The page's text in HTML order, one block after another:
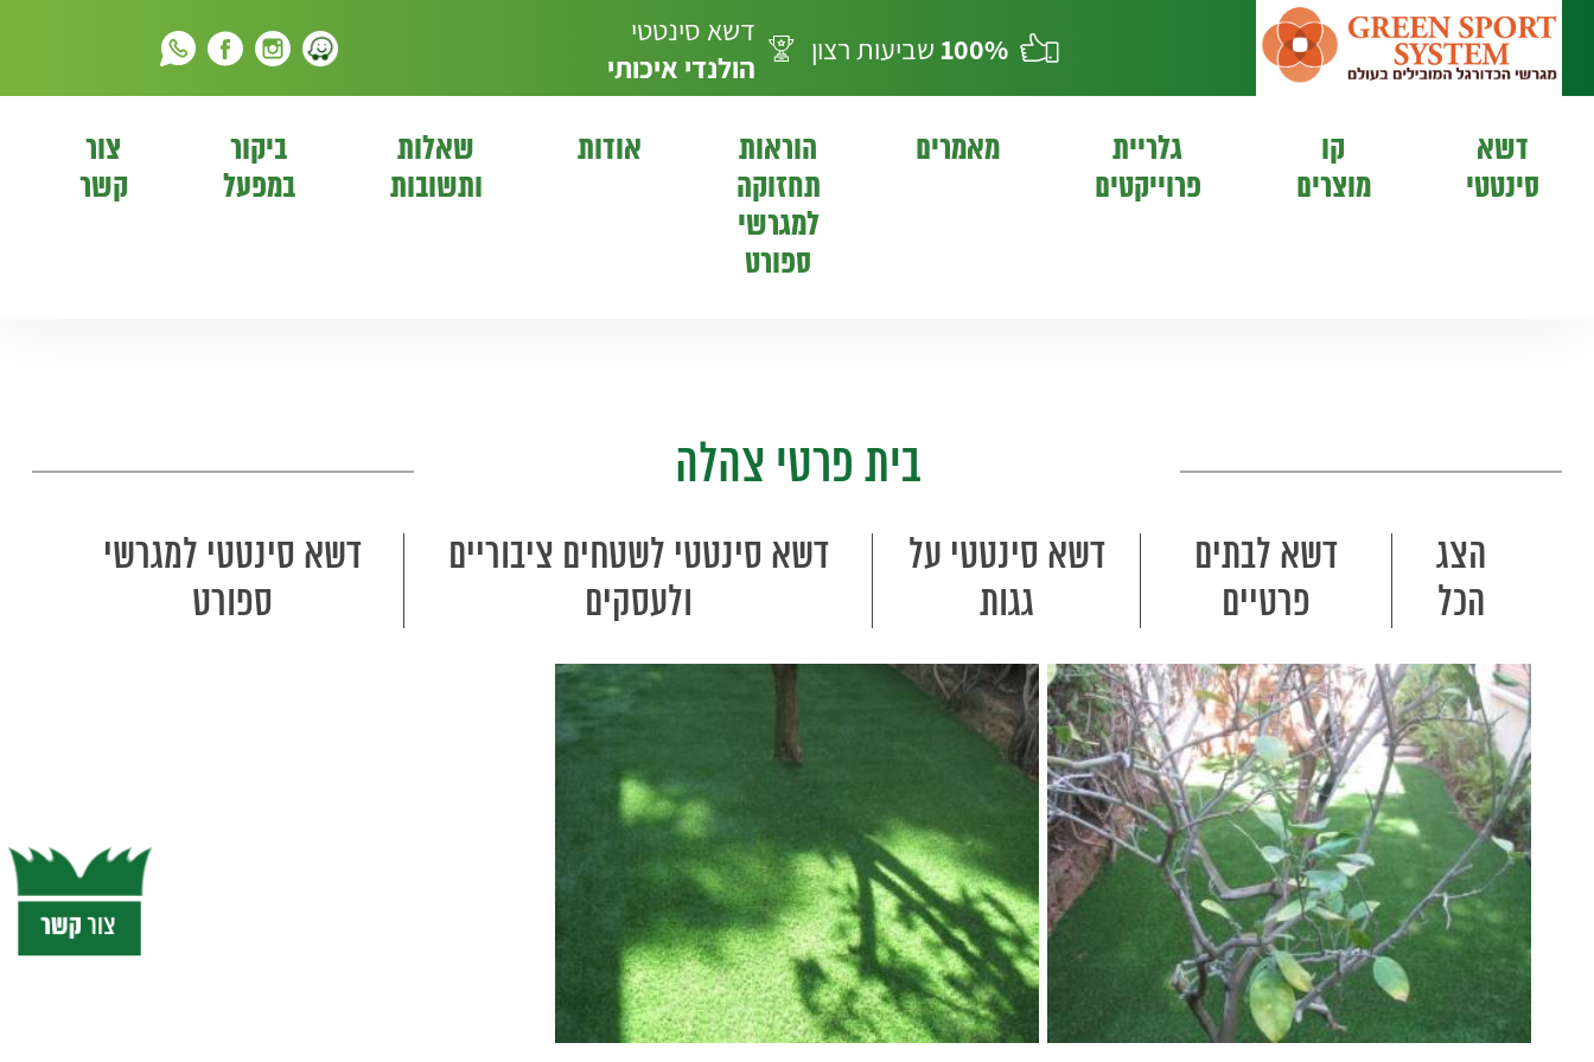
100% שביעות רצון
דשא סינטטי
הולנדי איכותי
דשא
סינטטי
קו
מוצרים
גלריית
פרוייקטים
מאמרים
הוראות
תחזוקה
למגרשי
ספורט
אודות
שאלות
ותשובות
ביקור
במפעל
צור
קשר
בית פרטי צהלה
הצג
הכל
דשא לבתים
פרטיים
דשא סינטטי על
גגות
דשא סינטטי לשטחים ציבוריים
ולעסקים
דשא סינטטי למגרשי
ספורט